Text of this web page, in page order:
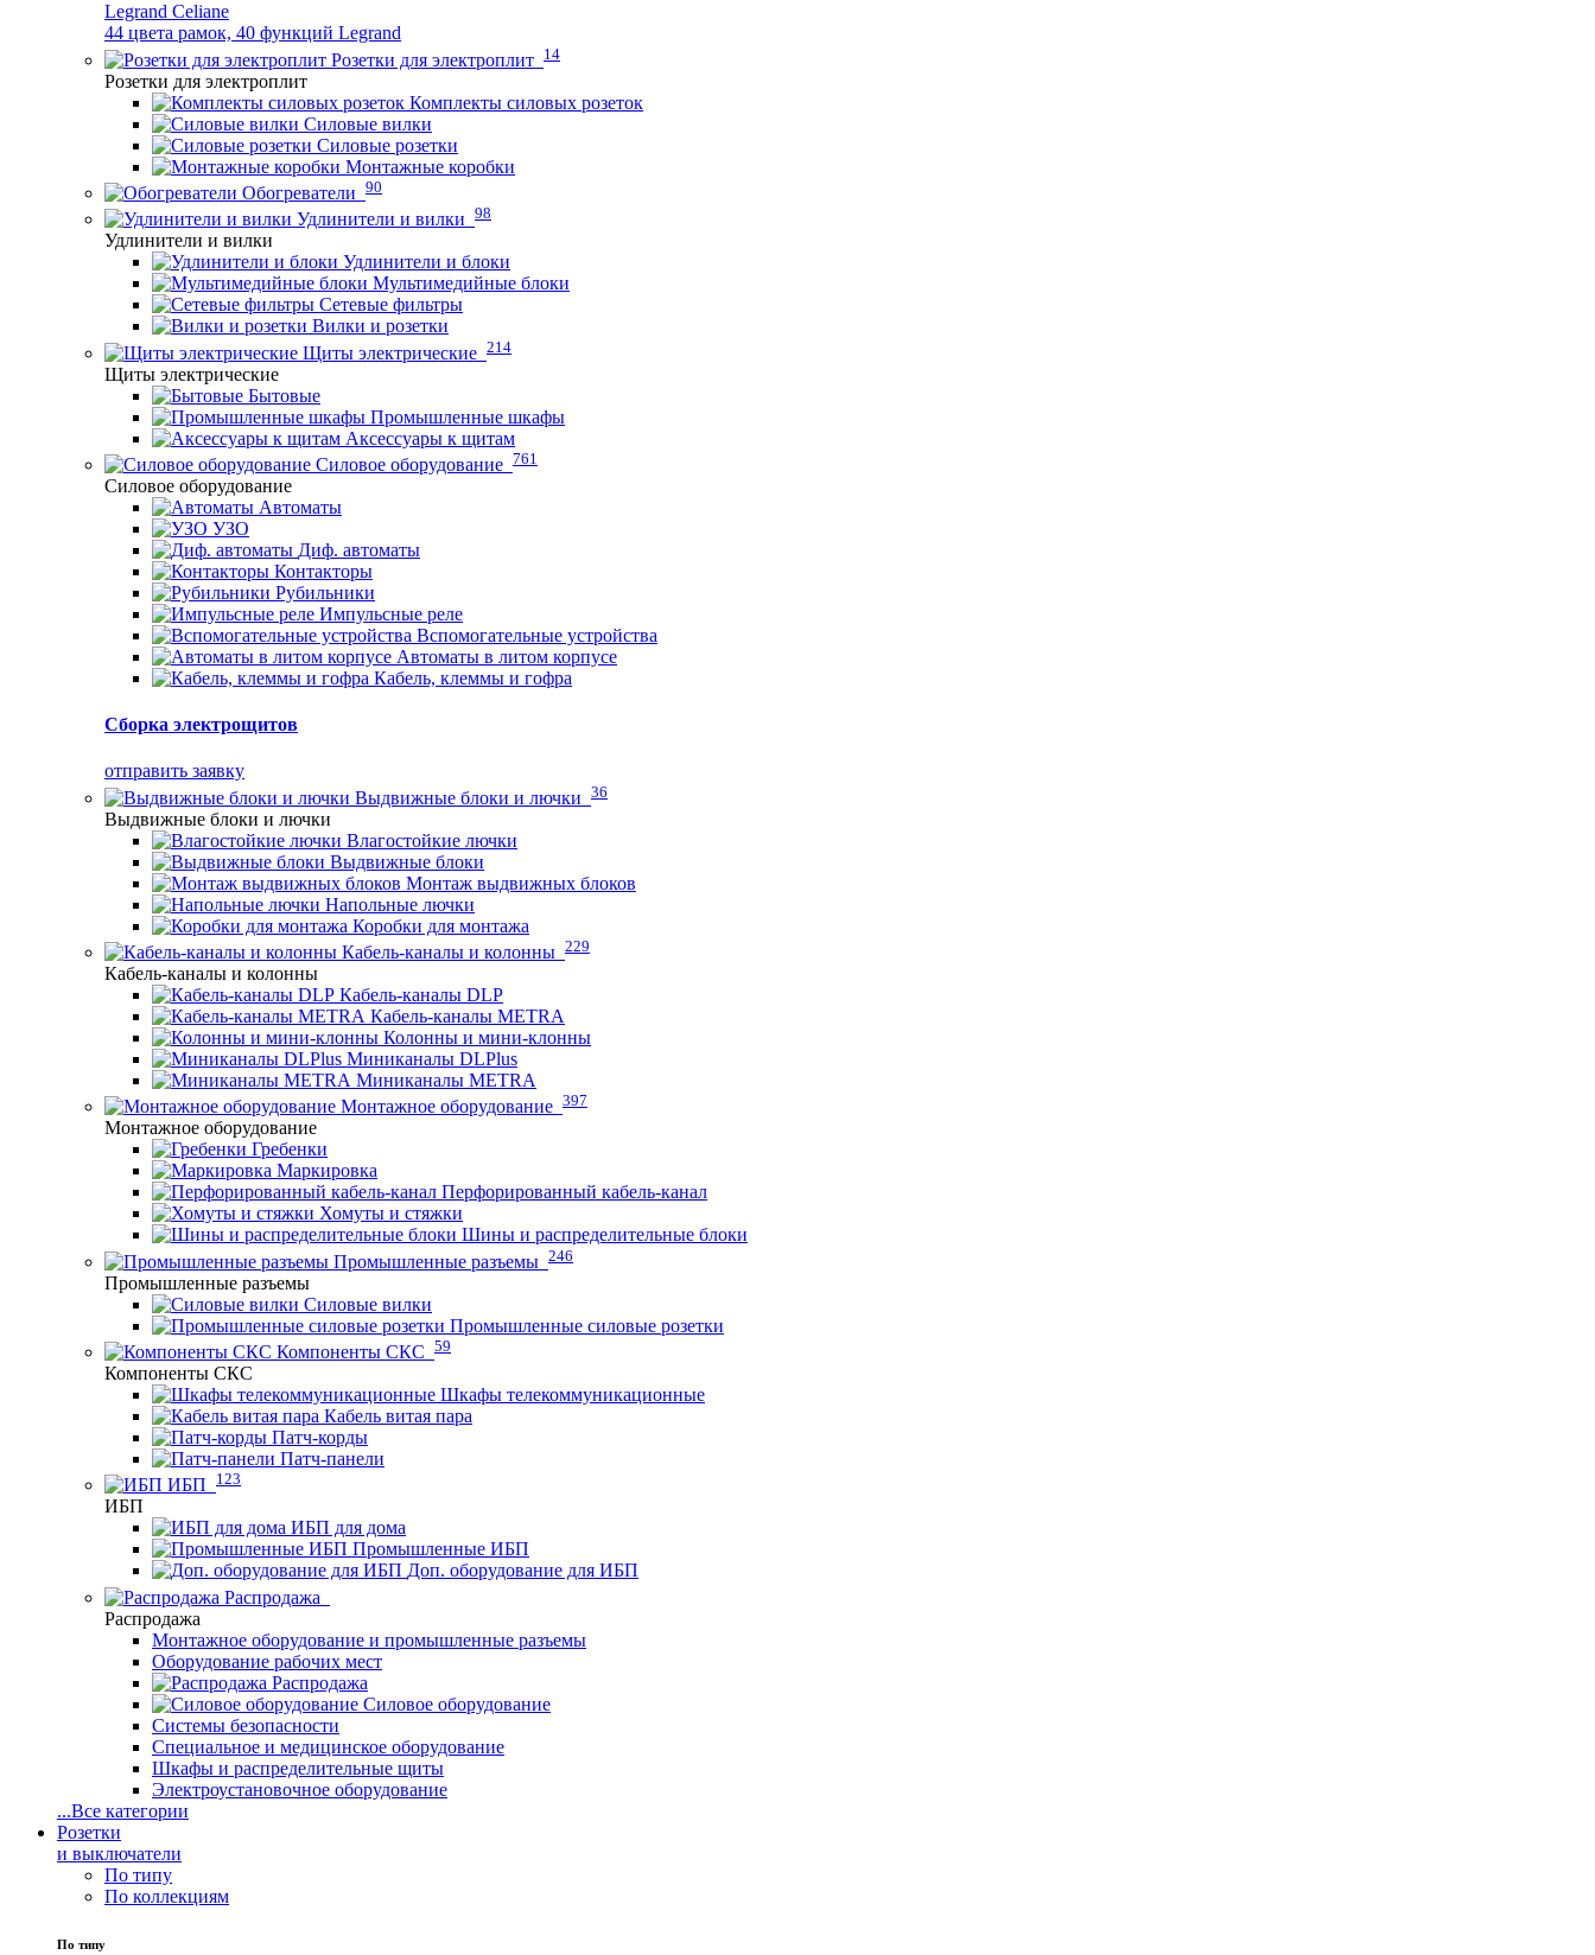
Legrand Celiane
44 цвета рамок, 40 функций Legrand
Розетки для электроплит 14
Розетки для электроплит
Комплекты силовых розеток
Силовые вилки
Силовые розетки
Монтажные коробки
Обогреватели 90
Удлинители и вилки 98
Удлинители и вилки
Удлинители и блоки
Мультимедийные блоки
Сетевые фильтры
Вилки и розетки
Щиты электрические 214
Щиты электрические
Бытовые
Промышленные шкафы
Аксессуары к щитам
Силовое оборудование 761
Силовое оборудование
Автоматы
УЗО
Диф. автоматы
Контакторы
Рубильники
Импульсные реле
Вспомогательные устройства
Автоматы в литом корпусе
Кабель, клеммы и гофра
Сборка электрощитов
отправить заявку
Выдвижные блоки и лючки 36
Выдвижные блоки и лючки
Влагостойкие лючки
Выдвижные блоки
Монтаж выдвижных блоков
Напольные лючки
Коробки для монтажа
Кабель-каналы и колонны 229
Кабель-каналы и колонны
Кабель-каналы DLP
Кабель-каналы METRA
Колонны и мини-клонны
Миниканалы DLPlus
Миниканалы METRA
Монтажное оборудование 397
Монтажное оборудование
Гребенки
Маркировка
Перфорированный кабель-канал
Хомуты и стяжки
Шины и распределительные блоки
Промышленные разъемы 246
Промышленные разъемы
Силовые вилки
Промышленные силовые розетки
Компоненты СКС 59
Компоненты СКС
Шкафы телекоммуникационные
Кабель витая пара
Патч-корды
Патч-панели
ИБП
123
ИБП
ИБП для дома
Промышленные ИБП
Доп. оборудование для ИБП
Распродажа
Распродажа
Монтажное оборудование и промышленные разъемы
Оборудование рабочих мест
Распродажа
Силовое оборудование
Системы безопасности
Специальное и медицинское оборудование
Шкафы и распределительные щиты
Электроустановочное оборудование
...Все категории
Розетки
и выключатели
По типу
По коллекциям
По типу